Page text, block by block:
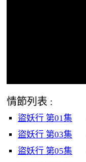
情節列表 :
盜妖行 第01集
盜妖行 第03集
盜妖行 第05集